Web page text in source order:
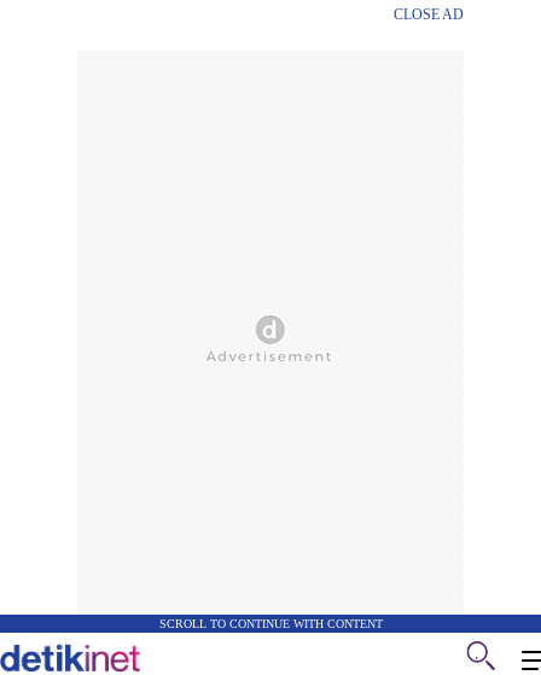
CLOSE AD
SCROLL TO CONTINUE WITH CONTENT